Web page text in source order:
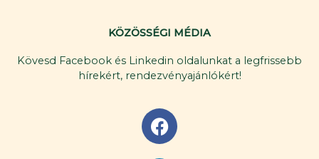
KÖZÖSSÉGI MÉDIA
Kövesd Facebook és Linkedin oldalunkat a legfrissebb
hírekért, rendezvényajánlókért!
F
a